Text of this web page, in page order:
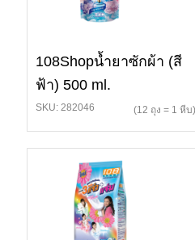
108Shopน้ำยาซักผ้า (สี
ฟ้า) 500 ml.
SKU: 282046 (12 ถุง = 1 หีบ)